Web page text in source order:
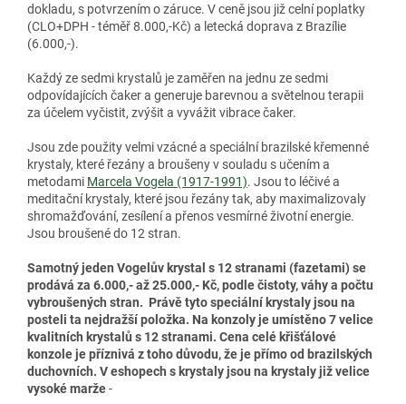
dokladu, s potvrzením o záruce. V ceně jsou již celní poplatky
(CLO+DPH - téměř 8.000,-Kč) a letecká doprava z Brazílie
(6.000,-).
Každý ze sedmi krystalů je zaměřen na jednu ze sedmi
odpovídajících čaker a generuje barevnou a světelnou terapii
za účelem vyčistit, zvýšit a vyvážit vibrace čaker.
Jsou zde použity velmi vzácné a speciální brazilské křemenné
krystaly, které řezány a broušeny v souladu s učením a
metodami Marcela Vogela (1917-1991). Jsou to léčivé a
meditační krystaly, které jsou řezány tak, aby maximalizovaly
shromažďování, zesílení a přenos vesmírné životní energie.
Jsou broušené do 12 stran.
Samotný jeden Vogelův krystal s 12 stranami (fazetami) se
prodává za 6.000,- až 25.000,- Kč, podle čistoty, váhy a počtu
vybroušených stran. Právě tyto speciální krystaly jsou na
posteli ta nejdražší položka. Na konzoly je umístěno 7 velice
kvalitních krystalů s 12 stranami. Cena celé křišťálové
konzole je příznivá z toho důvodu, že je přímo od brazilských
duchovních. V eshopech s krystaly jsou na krystaly již velice
vysoké marže-